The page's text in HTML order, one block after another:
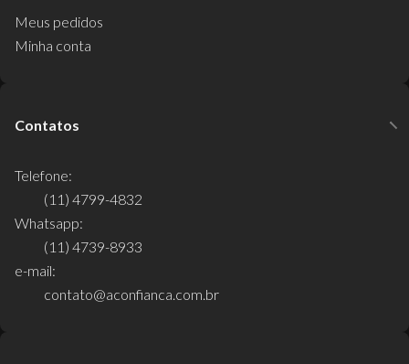
Meus pedidos
Minha conta
Contatos
Telefone:
(11) 4799-4832
Whatsapp:
(11) 4739-8933
e-mail:
contato@aconfianca.com.br